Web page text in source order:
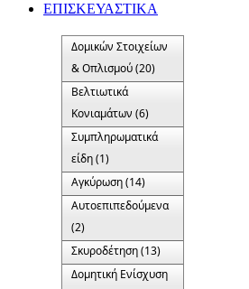
ΕΠΙΣΚΕΥΑΣΤΙΚΑ
Δομικών Στοιχείων
& Οπλισμού (20)
Βελτιωτικά
Κονιαμάτων (6)
Συμπληρωματικά
είδη (1)
Αγκύρωση (14)
Αυτοεπιπεδούμενα
(2)
Σκυροδέτηση (13)
Δομητική Ενίσχυση